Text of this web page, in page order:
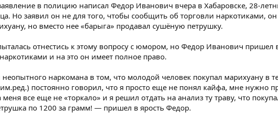
в полицию написал Федор Иванович вчера в Хабаровске, 28-
Но заявил он не для того, чтобы сообщить об торговли наркотиками,
но вместо нее «барыга» продавал сушёную петрушку.
отнестись к этому вопросу с юмором, но Федор Иванович пришел в
и на это он имеет полное право.
наркомана в том, что молодой человек покупал марихуану в
постоянно говорил, что я просто еще не понял кайфа, мне нужно
все еще не «торкало» и я решил отдать на анализ ту траву, что
по 1200 за грамм! — пришел в ярость Федор.